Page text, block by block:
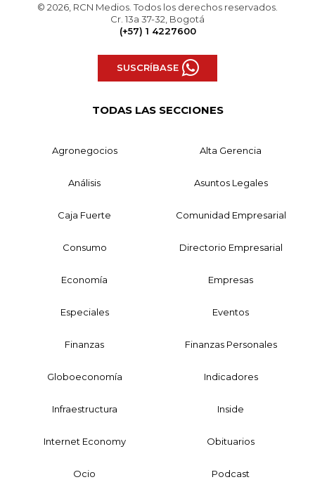
© 2026, RCN Medios. Todos los derechos reservados.
Cr. 13a 37-32, Bogotá
(+57) 1 4227600
SUSCRÍBASE
TODAS LAS SECCIONES
Agronegocios Alta Gerencia
Análisis Asuntos Legales
Caja Fuerte Comunidad Empresarial
Consumo Directorio Empresarial
Economía Empresas
Especiales Eventos
Finanzas Finanzas Personales
Globoeconomía Indicadores
Infraestructura Inside
Internet Economy Obituarios
Ocio Podcast